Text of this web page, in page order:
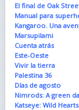
El final de Oak
Manual para
Kangaroo. Una
Marsupilami
Cuenta atrás
Este-Oeste
Vivir la tierra
Palestina 36
Días de agosto
Nimrods: A green
Katseye: Wild Hearts